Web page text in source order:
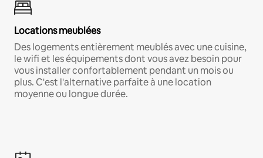
Locations meublées
Des logements entièrement meublés avec une cuisine,
le wifi et les équipements dont vous avez besoin pour
vous installer confortablement pendant un mois ou
plus. C'est l'alternative parfaite à une location
moyenne ou longue durée.